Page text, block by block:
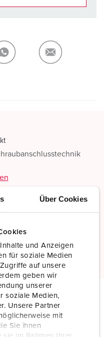
Über Cookies
und Anzeigen
für soziale Medien
auf unsere
geben wir
unserer
soziale Medien,
Unsere Partner
mit
Sie ihnen
HINZUFÜGEN